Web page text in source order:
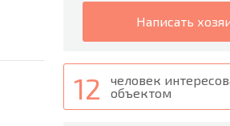
написать
12
человек
объектом